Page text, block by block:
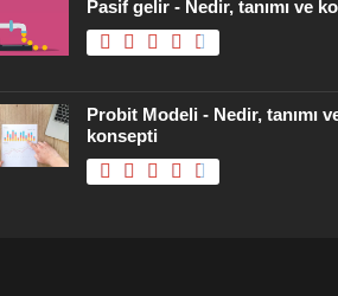
Pasif gelir - Nedir, tanımı ve
Probit Modeli - Nedir, tanımı
konsepti